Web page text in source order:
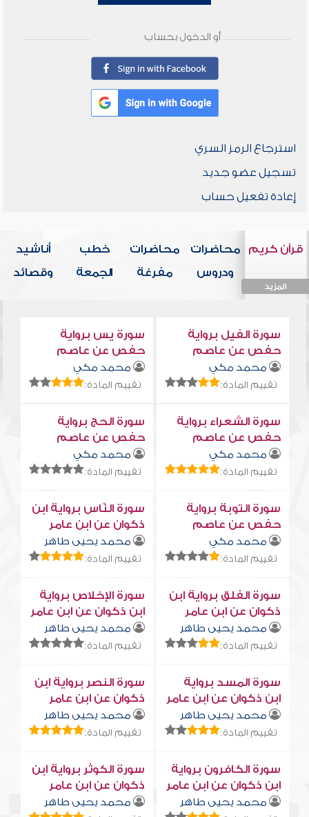
أو الدخول بحساب
استرجاع الرمز السري
تسجيل عضو جديد
إعادة تفعيل حساب
قرآن كريم
المزيد
محاضرات
ودروس
محاضرات
مفرغة
خطب
الجمعة
أناشيد
وقصائد
سورة الفيل برواية
حفص عن عاصم
محمد مكي
تقييم المادة:
سورة يس برواية
حفص عن عاصم
محمد مكي
تقييم المادة:
سورة الشعراء برواية
حفص عن عاصم
محمد مكي
تقييم المادة:
سورة الحج برواية
حفص عن عاصم
محمد مكي
تقييم المادة:
سورة التوبة برواية
حفص عن عاصم
محمد مكي
تقييم المادة:
سورة النّاس برواية ابن
ذكوان عن ابن عامر
محمد يحيى طاهر
تقييم المادة:
سورة الفلق برواية ابن
ذكوان عن ابن عامر
محمد يحيى طاهر
تقييم المادة:
سورة الإخلاص برواية
ابن ذكوان عن ابن عامر
محمد يحيى طاهر
تقييم المادة:
سورة المسد برواية
ابن ذكوان عن ابن عامر
محمد يحيى طاهر
تقييم المادة:
سورة النصر برواية ابن
ذكوان عن ابن عامر
محمد يحيى طاهر
تقييم المادة:
سورة الكافرون برواية
ابن ذكوان عن ابن عامر
محمد يحيى طاهر
سورة الكوثر برواية ابن
ذكوان عن ابن عامر
محمد يحيى طاهر